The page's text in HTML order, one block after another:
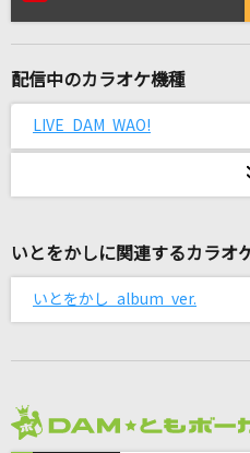
FMP
Life is... (Shintaro
SixTONES
シャルル
Bunny Girl
配信中のカラオケ機種
LIVE DAM WAO!
いとをかしに関連するカラオ
いとをかし album ver.